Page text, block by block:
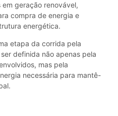
geração renovável,
compra de energia e
energética.
etapa da corrida pela
definida não apenas pela
mas pela
necessária para mantê-